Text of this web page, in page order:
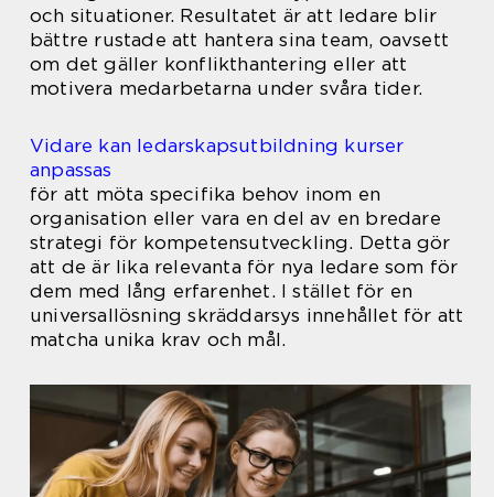
och situationer. Resultatet är att ledare blir
bättre rustade att hantera sina team, oavsett
om det gäller konflikthantering eller att
motivera medarbetarna under svåra tider.
Vidare kan ledarskapsutbildning kurser
anpassas
för att möta specifika behov inom en
organisation eller vara en del av en bredare
strategi för kompetensutveckling. Detta gör
att de är lika relevanta för nya ledare som för
dem med lång erfarenhet. I stället för en
universallösning skräddarsys innehållet för att
matcha unika krav och mål.